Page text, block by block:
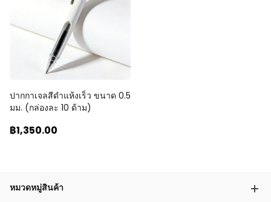
ปากกาเจลสีดำแห้งเร็ว ขนาด 0.5
มม. (กล่องละ 10 ด้าม)
฿1,350.00
หมวดหมู่สินค้า